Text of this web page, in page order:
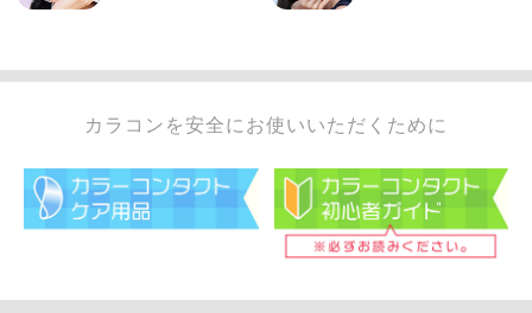
カラコンを安全にお使いいただくために